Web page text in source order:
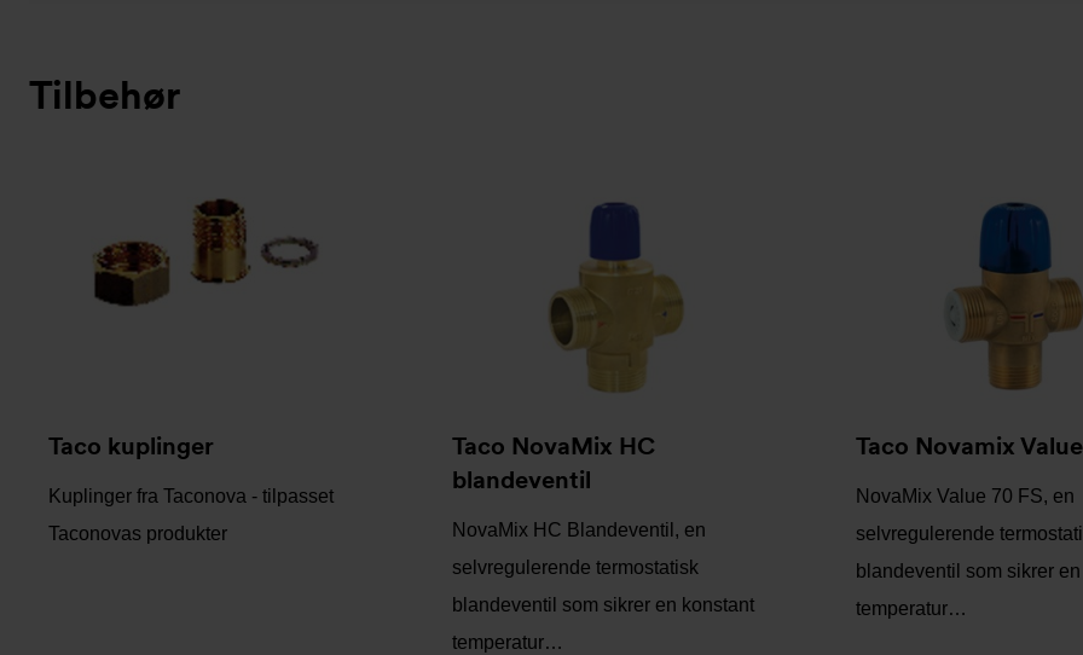
Tilbehør
Taco kuplinger
Kuplinger fra Taconova - tilpasset
Taconovas produkter
Taco NovaMix HC
blandeventil
NovaMix HC Blandeventil, en
selvregulerende termostatisk
blandeventil som sikrer en konstant
temperatur…
Taco Novamix
NovaMix Value 70 FS, en
selvregulerende
blandeventil som sikrer
temperatur…